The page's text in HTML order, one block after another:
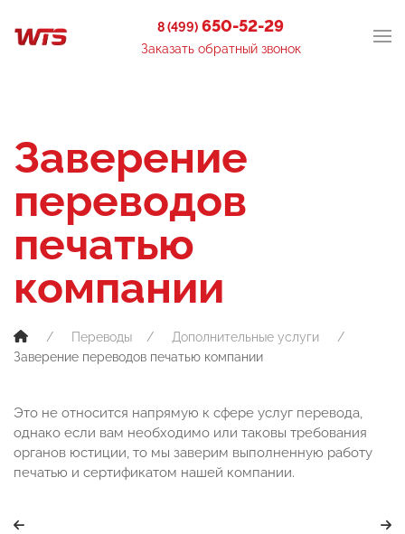
8 (499) 650-52-29
Заказать обратный звонок
Заверение
переводов
печатью
компании
Переводы
Дополнительные услуги
Заверение переводов печатью компании
Это не относится напрямую к сфере услуг перевода,
однако если вам необходимо или таковы требования
органов юстиции, то мы заверим выполненную работу
печатью и сертификатом нашей компании.